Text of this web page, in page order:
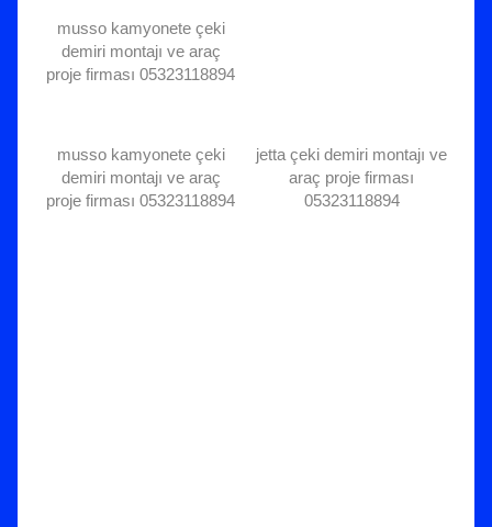
musso kamyonete çeki
demiri montajı ve araç
proje firması 05323118894
musso kamyonete çeki
demiri montajı ve araç
proje firması 05323118894
jetta çeki demiri montajı ve
araç proje firması
05323118894